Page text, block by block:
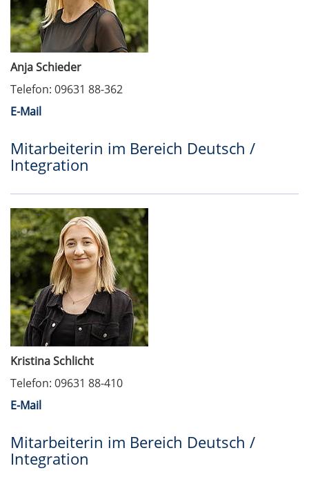
Anja Schieder
Telefon: 09631 88-362
E-Mail
Mitarbeiterin im Bereich Deutsch /
Integration
Kristina Schlicht
Telefon: 09631 88-410
E-Mail
Mitarbeiterin im Bereich Deutsch /
Integration